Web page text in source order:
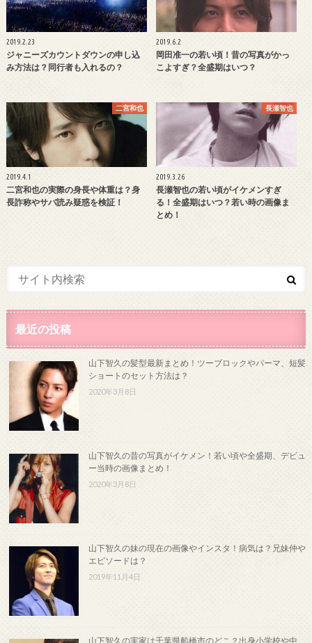
2019.2.23
ジャニーズカウントダウンの申し込
み方法は？同行者も入れるの？
2019.6.2
岡田准一の若い頃！昔の写真がかっ
こよすぎ？全盛期はいつ？
二宮和也
2019.4.1
二宮和也の実際の身長や体重は？身
長詐称やサバ読み疑惑を検証！
長瀬智也
2019.3.26
長瀬智也の若い頃がイケメンすぎ
る！全盛期はいつ？若い時の画像ま
とめ！
最近の投稿
山下智久の髪型最新まとめ！ツーブロックやパーマ、短髪
ショートのセット方法は？
2020年3月8日
山下智久の昔の写真がイケメン！若い頃や全盛期、デビュ
ー当時の画像まとめ！
2020年3月8日
山下智久の妹の現在の画像やインスタ！病気は？兄妹仲や
エピソードは？
2019年11月4日
山下智久の実家は千葉県船橋市のどこ？出身小学校や中